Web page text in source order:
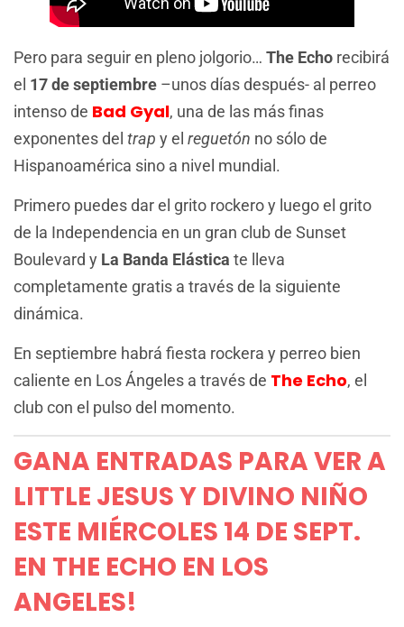
Pero para seguir en pleno jolgorio… The Echo recibirá
el 17 de septiembre –unos días después- al perreo
intenso de Bad Gyal, una de las más finas
exponentes del trap y el reguetón no sólo de
Hispanoamérica sino a nivel mundial.
Primero puedes dar el grito rockero y luego el grito
de la Independencia en un gran club de Sunset
Boulevard y La Banda Elástica te lleva
completamente gratis a través de la siguiente
dinámica.
En septiembre habrá fiesta rockera y perreo bien
caliente en Los Ángeles a través de The Echo, el
club con el pulso del momento.
GANA ENTRADAS PARA VER A
LITTLE JESUS Y DIVINO NIÑO
ESTE MIÉRCOLES 14 DE SEPT.
EN THE ECHO EN LOS
ANGELES!